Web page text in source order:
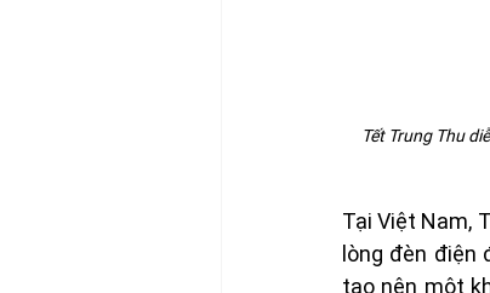
Tết Trung Thu
Tại Việt Nam,
lòng đèn điện
tạo nên một